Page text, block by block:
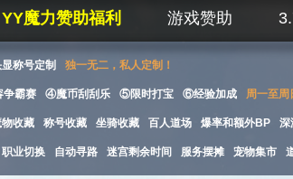
YY魔力赞助福利 游戏赞助
称号定制 独一无二，私人定制！
霸赛 ④魔币刮刮乐 ⑤限时打宝 ⑥经验加成 周一至周
物收藏 称号收藏 坐骑收藏 百人道场 爆率和额外BP 深
职业切换 自动寻路 迷宫剩余时间 服务摆摊 宠物集市